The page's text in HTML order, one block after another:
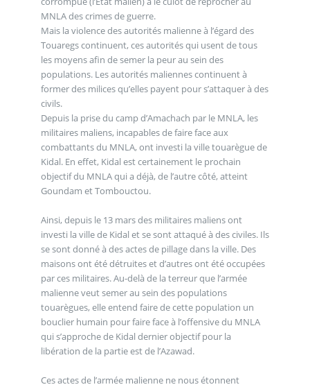
MNLA des crimes de guerre.
Mais la violence des autorités malienne à l’égard des
Touaregs continuent, ces autorités qui usent de tous
les moyens afin de semer la peur au sein des
populations. Les autorités maliennes continuent à
former des milices qu’elles payent pour s’attaquer à des
civils.
Depuis la prise du camp d’Amachach par le MNLA, les
militaires maliens, incapables de faire face aux
combattants du MNLA, ont investi la ville touarègue de
Kidal. En effet, Kidal est certainement le prochain
objectif du MNLA qui a déjà, de l’autre côté, atteint
Goundam et Tombouctou.
Ainsi, depuis le 13 mars des militaires maliens ont
investi la ville de Kidal et se sont attaqué à des civiles. Ils
se sont donné à des actes de pillage dans la ville. Des
maisons ont été détruites et d’autres ont été occupées
par ces militaires. Au-delà de la terreur que l’armée
malienne veut semer au sein des populations
touarègues, elle entend faire de cette population un
bouclier humain pour faire face à l’offensive du MNLA
qui s’approche de Kidal dernier objectif pour la
libération de la partie est de l’Azawad.
Ces actes de l’armée malienne ne nous étonnent